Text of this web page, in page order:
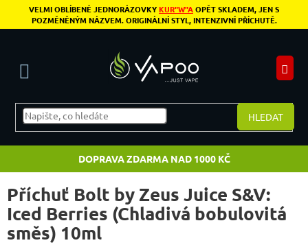
Přejít na obsah
VELMI OBLÍBENÉ JEDNORÁZOVKYKUR"W"AOPĚT SKLADEM, JEN S
POZMĚNĚNÝM NÁZVEM. ORIGINÁLNÍ STYL, INTENZIVNÍ PŘÍCHUTĚ.
HLEDAT
DOPRAVA ZDARMA NAD 1000 KČ
Příchuť Bolt by Zeus Juice S&V:
Iced Berries (Chladivá bobulovitá
směs) 10ml